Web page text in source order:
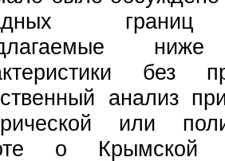
ниже
без
анализ
или
о Крымской